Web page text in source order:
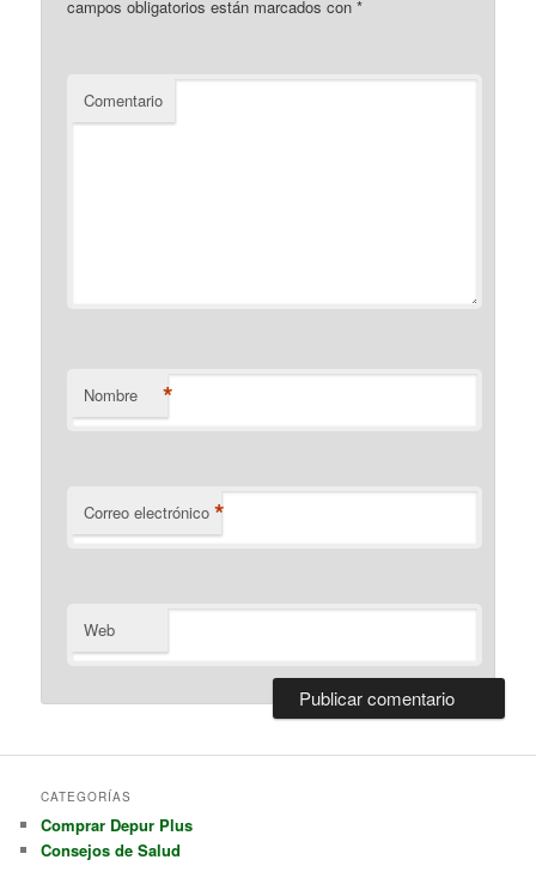
campos obligatorios están marcados con*
Comentario
Nombre *
Correo electrónico *
Web
CATEGORÍAS
Comprar Depur Plus
Consejos de Salud